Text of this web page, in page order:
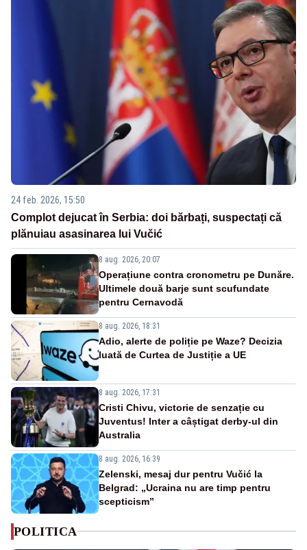
24 feb. 2026, 15:50
Complot dejucat în Serbia: doi bărbați, suspectați că
plănuiau asasinarea lui Vučić
8 aug. 2026, 20:07
Operațiune contra cronometru pe Dunăre.
Ultimele două barje sunt scufundate
pentru Cernavodă
8 aug. 2026, 18:31
Adio, alerte de poliție pe Waze? Decizia
luată de Curtea de Justiție a UE
8 aug. 2026, 17:31
Cristi Chivu, victorie de senzație cu
Juventus! Inter a câștigat derby-ul din
Australia
8 aug. 2026, 16:39
Zelenski, mesaj dur pentru Vučić la
Belgrad: „Ucraina nu are timp pentru
scepticism”
POLITICA